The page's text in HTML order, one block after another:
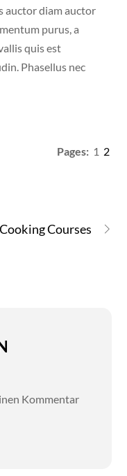
auctor diam auctor
purus, a
quis est
Phasellus nec
Pages: 1 2
Cooking Courses
Kommentar